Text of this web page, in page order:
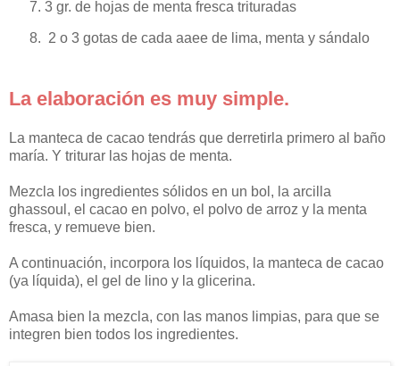
3 gr. de hojas de menta fresca trituradas
2 o 3 gotas de cada aaee de lima, menta y sándalo
La elaboración es muy simple.
La manteca de cacao tendrás que derretirla primero al baño
maría. Y triturar las hojas de menta.
Mezcla los ingredientes sólidos en un bol, la arcilla
ghassoul, el cacao en polvo, el polvo de arroz y la menta
fresca, y remueve bien.
A continuación, incorpora los líquidos, la manteca de cacao
(ya líquida), el gel de lino y la glicerina.
Amasa bien la mezcla, con las manos limpias, para que se
integren bien todos los ingredientes.